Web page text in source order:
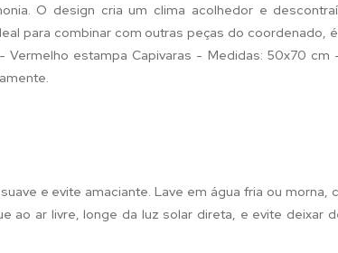
O design cria um clima acolhedor e
para combinar com outras peças do coordenado,
estampa Capivaras - Medidas: 50x70 cm
e evite amaciante. Lave em água fria ou morna,
ao ar livre, longe da luz solar direta, e evite deixar